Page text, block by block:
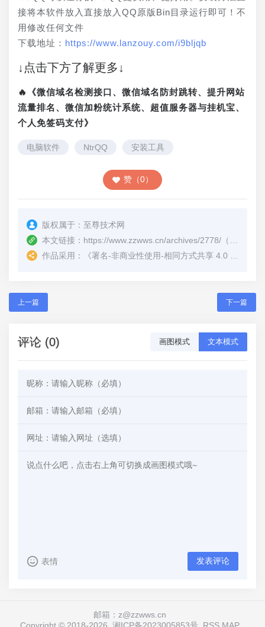
接将本软件放入直接放入QQ原版Bin目录运行即可！不
用修改任何文件
下载地址： https://www.lanzouy.com/i9bljqb
↓点击下方了解更多↓
🔥《微信域名检测接口、微信域名防封跳转、提升网站
流量排名、微信加粉统计系统、超值服务器与挂机宝、
个人免签码支付》
电脑软件 NtrQQ 安装工具
赞（0）
版权属于： 至尊技术网
本文链接： https://www.zzwws.cn/archives/2778/ （转载时请注明本文出处及文章链接）
作品采用：
《署名-非商业性使用-相同方式共享 4.0 国际 (CC BY-NC-SA 4.0)
上一篇 下一篇
评论 (0) 画图模式 文本模式
表情 发表评论
邮箱：z@zzwws.cn